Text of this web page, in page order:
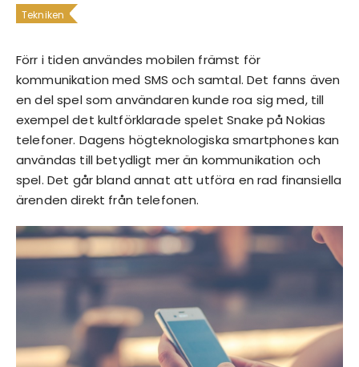
Tekniken
Förr i tiden användes mobilen främst för
kommunikation med SMS och samtal. Det fanns även
en del spel som användaren kunde roa sig med, till
exempel det kultförklarade spelet Snake på Nokias
telefoner. Dagens högteknologiska smartphones kan
användas till betydligt mer än kommunikation och
spel. Det går bland annat att utföra en rad finansiella
ärenden direkt från telefonen.